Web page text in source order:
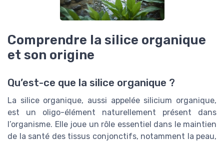
Comprendre la silice organique
et son origine
Qu’est-ce que la silice organique ?
La silice organique, aussi appelée silicium organique,
est un oligo-élément naturellement présent dans
l’organisme. Elle joue un rôle essentiel dans le maintien
de la santé des tissus conjonctifs, notamment la peau,